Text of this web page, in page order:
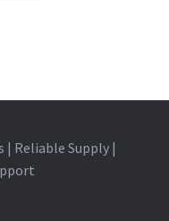
Reliable Supply |